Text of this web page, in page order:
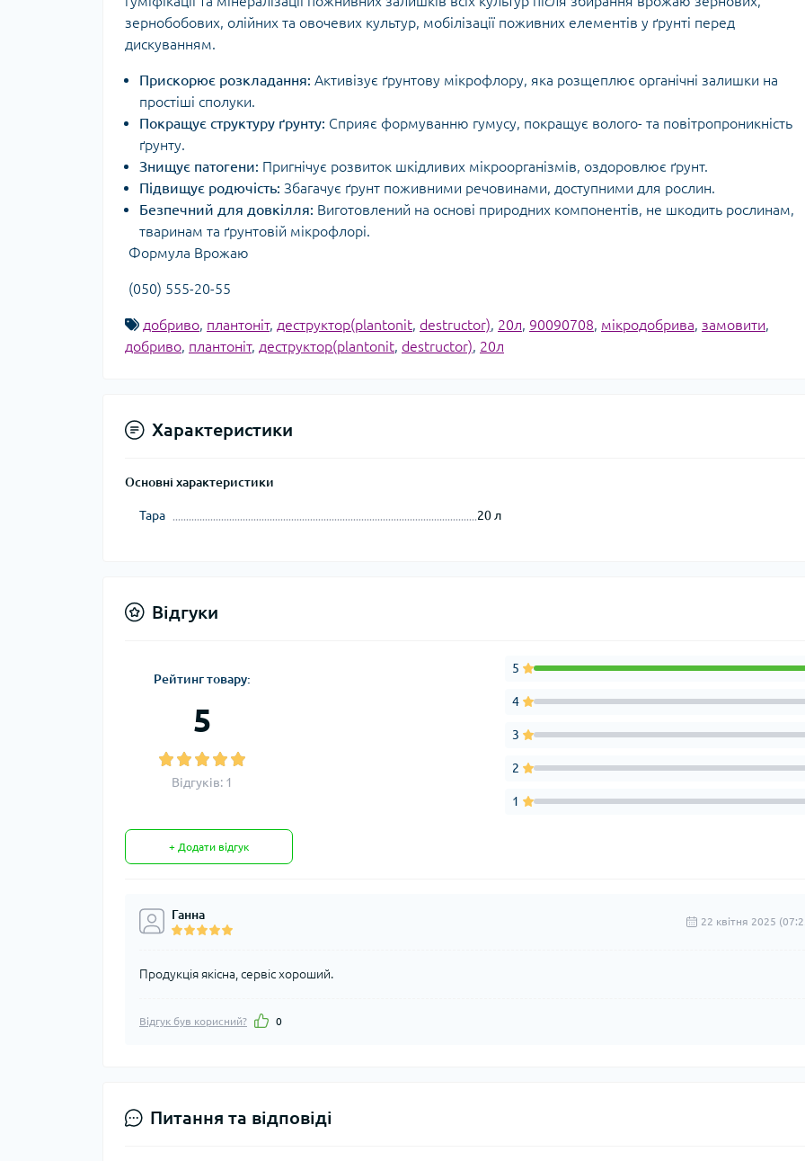
зернобобових, олійних та овочевих культур, мобілізації поживних елементів у ґрунті перед
дискуванням.
Прискорює розкладання: Активізує ґрунтову мікрофлору, яка розщеплює органічні залишки на
простіші сполуки.
Покращує структуру ґрунту: Сприяє формуванню гумусу, покращує волого- та повітропроникність
ґрунту.
Знищує патогени: Пригнічує розвиток шкідливих мікроорганізмів, оздоровлює ґрунт.
Підвищує родючість: Збагачує ґрунт поживними речовинами, доступними для рослин.
Безпечний для довкілля: Виготовлений на основі природних компонентів, не шкодить рослинам,
тваринам та ґрунтовій мікрофлорі.
Формула Врожаю
(050) 555-20-55
добриво, плантоніт, деструктор(plantonit, destructor), 20л, 90090708, мікродобрива, замовити,
добриво, плантоніт, деструктор(plantonit, destructor), 20л
Характеристики
Основні характеристики
Тара 20 л
Відгуки
Рейтинг товару:
5
Відгуків: 1
5
4
3
2
1
+ Додати відгук
Ганна 22 квітня 2025
Продукція якісна, сервіс хороший.
Відгук був корисний? 0
Питання та відповіді